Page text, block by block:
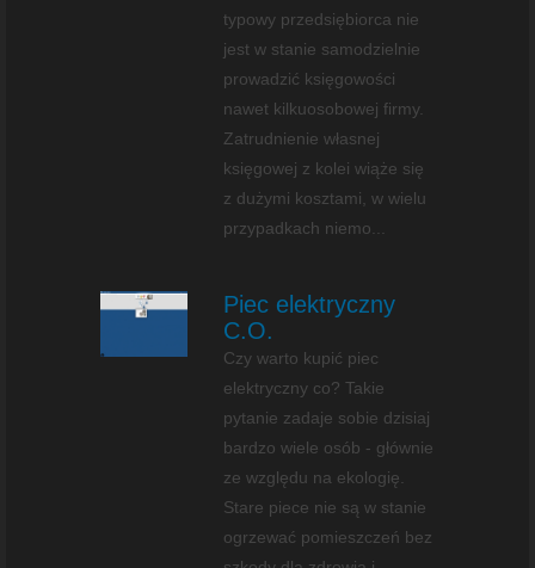
typowy przedsiębiorca nie
jest w stanie samodzielnie
prowadzić księgowości
nawet kilkuosobowej firmy.
Zatrudnienie własnej
księgowej z kolei wiąże się
z dużymi kosztami, w wielu
przypadkach niemo...
Piec elektryczny
C.O.
Czy warto kupić piec
elektryczny co? Takie
pytanie zadaje sobie dzisiaj
bardzo wiele osób - głównie
ze względu na ekologię.
Stare piece nie są w stanie
ogrzewać pomieszczeń bez